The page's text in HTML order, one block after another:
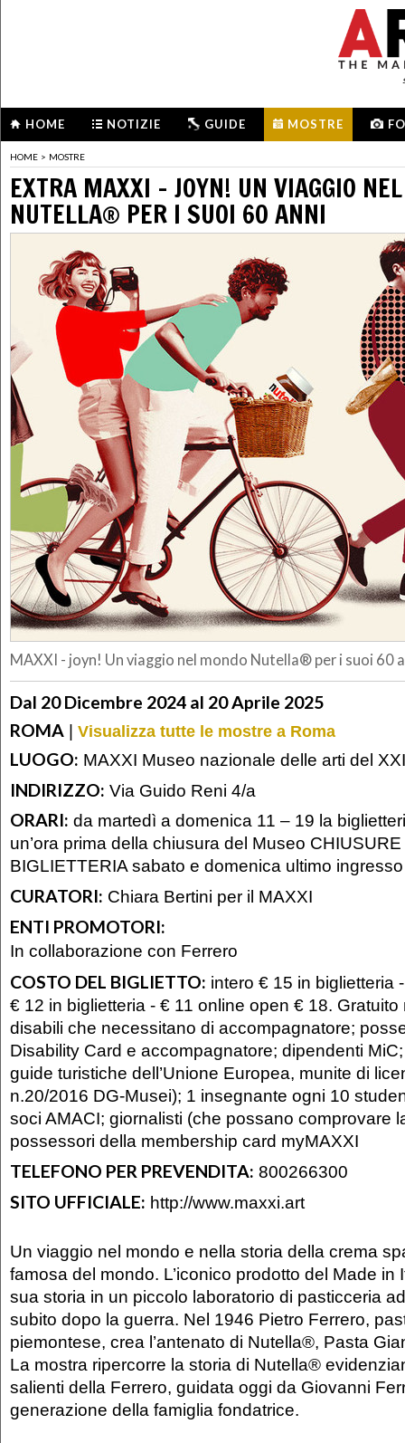
HOME NOTIZIE GUIDE MOSTRE
HOME > MOSTRE
EXTRA MAXXI - JOYN! UN VIAGGIO
NUTELLA® PER I SUOI 60 ANNI
MAXXI - joyn! Un viaggio nel mondo Nutella® per i suoi 60
Dal 20 Dicembre 2024 al 20 Aprile 2025
ROMA | Visualizza tutte le mostre a Roma
LUOGO: MAXXI Museo nazionale delle arti del
INDIRIZZO: Via Guido Reni 4/a
ORARI: da martedì a domenica 11 – 19 la
un’ora prima della chiusura del Museo
BIGLIETTERIA sabato e domenica ultimo
CURATORI: Chiara Bertini per il MAXXI
ENTI PROMOTORI:
In collaborazione con Ferrero
COSTO DEL BIGLIETTO: intero € 15 in biglietteria
€ 12 in biglietteria - € 11 online open € 18.
disabili che necessitano di accompagnatore;
Disability Card e accompagnatore; dipendenti
guide turistiche dell’Unione Europea, munite di
n.20/2016 DG-Musei); 1 insegnante ogni 10
soci AMACI; giornalisti (che possano comprovare
possessori della membership card myMAXXI
TELEFONO PER PREVENDITA: 800266300
SITO UFFICIALE: http://www.maxxi.art
Un viaggio nel mondo e nella storia della crema
famosa del mondo. L’iconico prodotto del Made in
sua storia in un piccolo laboratorio di pasticceria
subito dopo la guerra. Nel 1946 Pietro Ferrero,
piemontese, crea l’antenato di Nutella®, Pasta
La mostra ripercorre la storia di Nutella®
salienti della Ferrero, guidata oggi da Giovanni
generazione della famiglia fondatrice.